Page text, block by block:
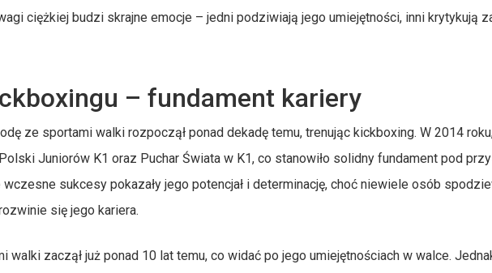
ciężkiej budzi skrajne emocje – jedni podziwiają jego umiejętności, inni krytykują
– fundament kariery
ze sportami walki rozpoczął ponad dekadę temu, trenując kickboxing. W 2014
Juniorów K1 oraz Puchar Świata w K1, co stanowiło solidny fundament pod
sukcesy pokazały jego potencjał i determinację, choć niewiele osób
się jego kariera.
walki zaczął już ponad 10 lat temu, co widać po jego umiejętnościach w walce.